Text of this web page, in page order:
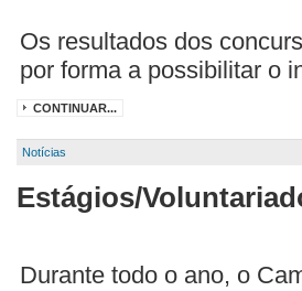
Os resultados dos
por forma a possibilitar o
CONTINUAR...
Notícias
Estágios/
Durante todo o ano, o